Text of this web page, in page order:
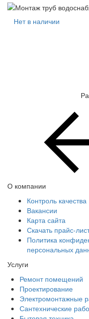
Нет в наличии
О компании
Контроль качества
Вакансии
Карта сайта
Скачать прайс-
Политика
персональных
Услуги
Ремонт помещений
Проектирование
Электромонтажные
Сантехнические